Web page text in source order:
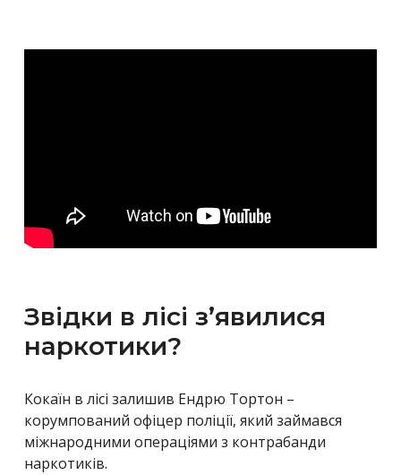
Звідки в лісі з’явилися
наркотики?
Кокаїн в лісі залишив Ендрю Тортон –
корумпований офіцер поліції, який займався
міжнародними операціями з контрабанди
наркотиків.